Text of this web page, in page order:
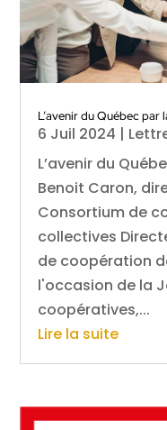
L’avenir du Québec
6 Juil 2024 |
L’avenir du
Benoit Caron,
Consortium de
collectives
de coopération
l'occasion de la
coopératives,...
Lire la suite